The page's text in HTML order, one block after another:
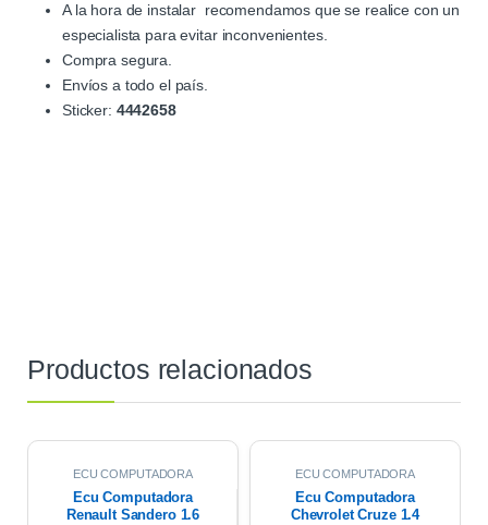
A la hora de instalar recomendamos que se realice con un
especialista para evitar inconvenientes.
Compra segura.
Envíos a todo el país.
Sticker: 4442658
Productos relacionados
ECU COMPUTADORA
Ecu Computadora
Renault Sandero 1.6
ECU COMPUTADORA
Ecu Computadora
Chevrolet Cruze 1.4